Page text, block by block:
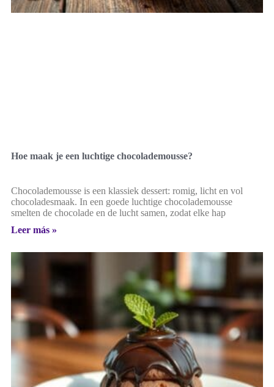
Hoe maak je een luchtige chocolademousse?
Chocolademousse is een klassiek dessert: romig, licht en vol
chocoladesmaak. In een goede luchtige chocolademousse
smelten de chocolade en de lucht samen, zodat elke hap
Leer más »